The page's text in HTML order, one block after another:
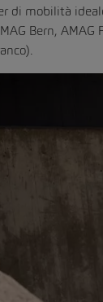
di mobilità
Bern,